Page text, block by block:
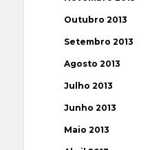
Outubro 2013
Setembro 2013
Agosto 2013
Julho 2013
Junho 2013
Maio 2013